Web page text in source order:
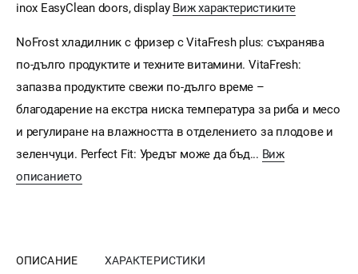
inox EasyClean doors, display Виж характеристиките
NoFrost хладилник с фризер с VitaFresh plus: съхранява
по-дълго продуктите и техните витамини. VitaFresh:
запазва продуктите свежи по-дълго време –
благодарение на екстра ниска температура за риба и месо
и регулиране на влажността в отделението за плодове и
зеленчуци. Perfect Fit: Уредът може да бъд... Виж
описанието
ОПИСАНИЕ ХАРАКТЕРИСТИКИ